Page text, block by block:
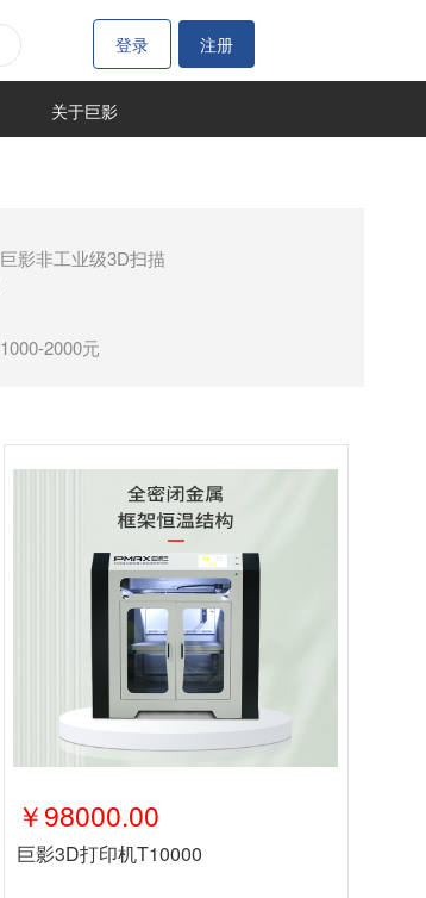
登录 注册
关于巨影
巨影非工业级3D扫描
1000-2000元
￥98000.00
巨影3D打印机T10000